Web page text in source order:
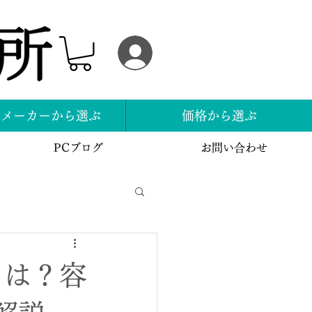
ーカーから選ぶ 価格から選ぶ
PCブログ お問い合わせ
？容